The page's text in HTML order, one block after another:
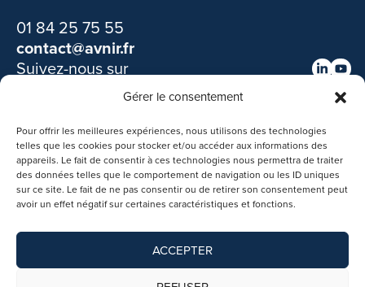
Gérer le consentement
Pour offrir les meilleures expériences, nous utilisons des technologies
telles que les cookies pour stocker et/ou accéder aux informations des
appareils. Le fait de consentir à ces technologies nous permettra de traiter
des données telles que le comportement de navigation ou les ID uniques
sur ce site. Le fait de ne pas consentir ou de retirer son consentement peut
avoir un effet négatif sur certaines caractéristiques et fonctions.
ACCEPTER
01 84 25 75 55
contact@avnir.fr
Suivez-nous sur
Découvrir nos autres filiales :